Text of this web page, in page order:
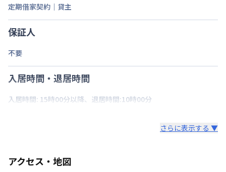
定期借家契約｜貸主
保証人
不要
入居時間・退居時間
入居時間: 15時00分以降、退居時間:10時00分
さらに表示する ▼
アクセス・地図